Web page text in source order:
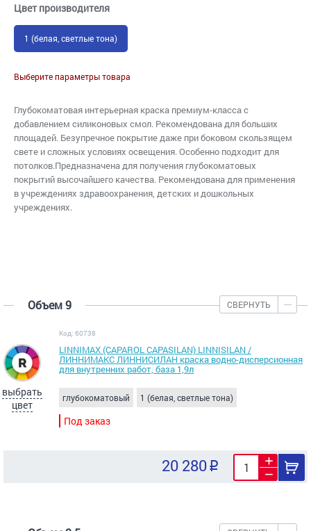
Цвет производителя
1 (белая, светлые тона)
Выберите параметры товара
Глубокоматовая интерьерная краска премиум-класса c
добавлением силиконовых смол. Рекомендована для больших
площадей. Безупречное покрытие даже при боковом скользящем
свете и сложных условиях освещения. Особенно подходит для
потолков.Предназначена для получения глубокоматовых
покрытий высочайшего качества. Рекомендована для применения
в учреждениях здравоохранения, детских и дошкольных
учреждениях.
Объем 9 СВЕРНУТЬ
выбрать
цвет
Код: 60738
LINNIMAX (CAPAROL CAPASILAN) LINNISILAN /
ЛИННИМАКС ЛИННИСИЛАН краска водно-дисперсионная
для внутренних работ, база 1,9л
глубокоматовый 1 (белая, светлые тона)
Под заказ
20 280